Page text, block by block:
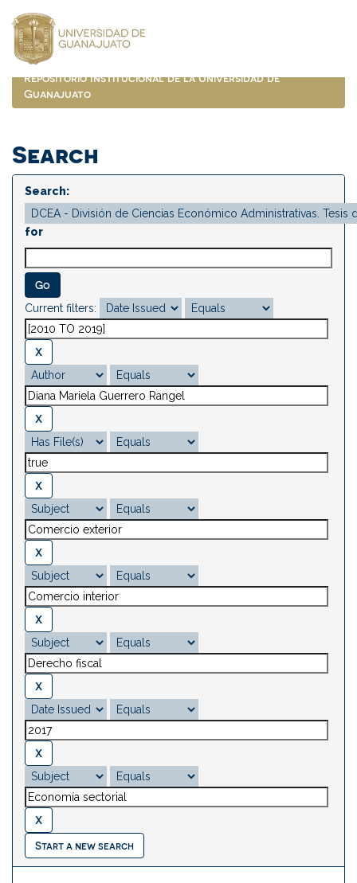
navigation
Repositorio Institucional de la Universidad de
Guanajuato
Search
Search:
for
Current filters:
Start a new search